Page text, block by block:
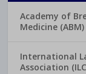
Academy of
Medicine (ABM)
International
Association